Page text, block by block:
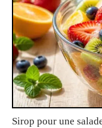
Sirop pour une